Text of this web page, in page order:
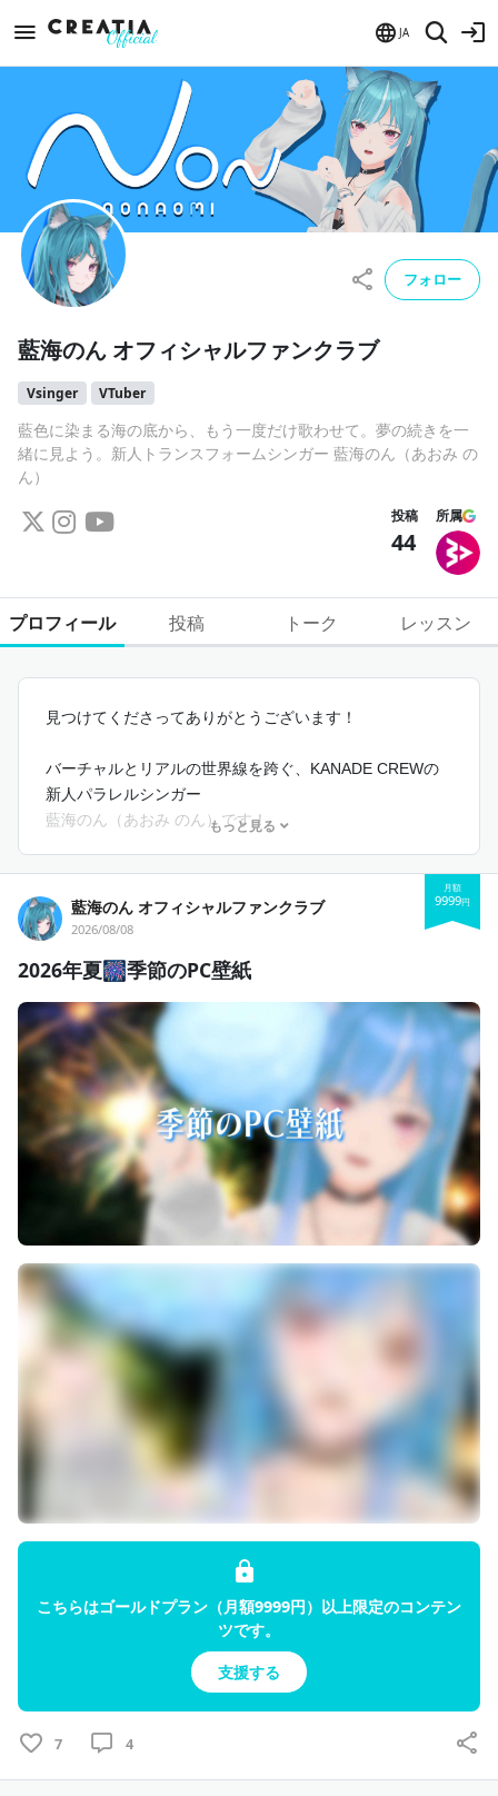
JA
藍海のん オフィシャルファンクラブ
Vsinger VTuber
藍色に染まる海の底から、もう一度だけ歌わせて。夢の続きを一
緒に見よう。新人トランスフォームシンガー 藍海のん（あおみ の
ん）
投稿
44
所属
フォロー
プロフィール 投稿 トーク レッスン
見つけてくださってありがとうございます！
バーチャルとリアルの世界線を跨ぐ、KANADE CREWの
新人パラレルシンガー
藍海のん（あおみ のん）です！
このファンクラブは、あなたにもっと近く感じてもらうた
めの特別な場所。
その想いを込めて、ここでしか出会えない特典をたくさん
お互いのことをもっと知って、楽しい時間を共有しながら
仲良くなっていけたら嬉しいです...！！
SNSのフォローもよろしくお願いします！
藍海のん 1st Single『藍に染まる』MV
youtu.be/cqJHfSXiZTE
-----------------------------------------------------------
バーチャルとリアルの世界線を跨ぐ、繊細でソウルフルな
歌声を放つ 新人トランスフォームシンガー藍海のん(あお
いかけるため、突如SNSに現れ、KANADE CREWからの
デビューを発表。
VTuberとしての配信活動や、リアルの姿でのライブ活動
など、多岐にわたるスタイルで活動。
り、マルチに輝く関西弁アーティスト。
もっと見る
藍海のん オフィシャルファンクラブ
2026/08/08
月額
9999円
2026年夏🎆季節のPC壁紙
こちらはゴールドプラン（月額9999円）以上限定のコンテン
ツです。
支援する
7 4